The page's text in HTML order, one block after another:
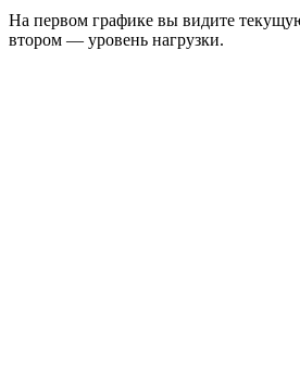
На первом графике вы видите
втором — уровень нагрузки.